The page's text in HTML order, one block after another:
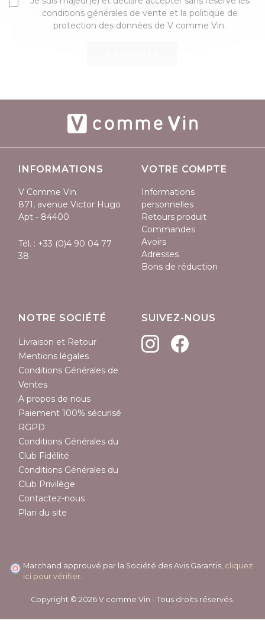
conditions générales de vente et la politique de
protection des données de V comme Vin.
INFORMATIONS
V Comme Vin
871, avenue Victor Hugo
Apt - 84400
Tél. : +33 (0)4 90 04 77
38
VOTRE COMPTE
Informations
personnelles
Retours produit
Commandes
Avoirs
Adresses
Bons de réduction
NOTRE SOCIÉTÉ
Livraison et Retour
Mentions légales
Conditions Générales de
Ventes
A propos de nous
Paiement 100% sécurisé
RGPD
Conditions Générales du
Club Fidélité
Conditions Générales du
Club Privilège
Contactez-nous
Plan du site
SUIVEZ-NOUS
Marchand approuvé par la Société des Avis Garantis, cliquez
ici pour vérifier
Copyright © 2026 V comme Vin - Tous droits réservés.